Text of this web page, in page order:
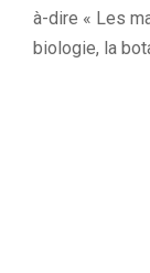
à-dire « Les
biologie, la